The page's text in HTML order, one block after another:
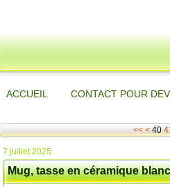
ACCUEIL CONTACT POUR
<< <10
20
30
40
7 juillet 2025
Mug, tasse en céramique